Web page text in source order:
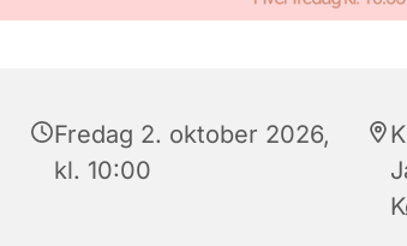
Fredag 2. oktober 2026,
kl. 10:00